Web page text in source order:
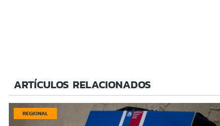
ARTÍCULOS RELACIONADOS
REGIONAL